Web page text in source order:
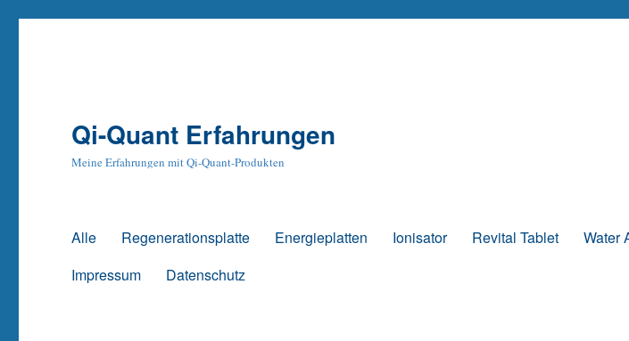
Qi-Quant Erfahrungen
Meine Erfahrungen mit Qi-Quant-Produkten
Alle Regenerationsplatte Energieplatten Ionisator Revital Tablet Water
Impressum
Datenschutz